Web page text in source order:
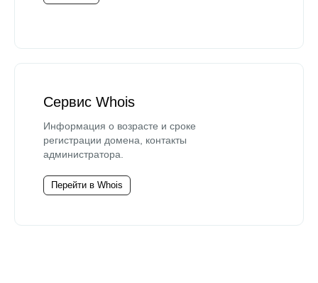
Сервис Whois
Информация о возрасте и сроке
регистрации домена, контакты
администратора.
Перейти в Whois